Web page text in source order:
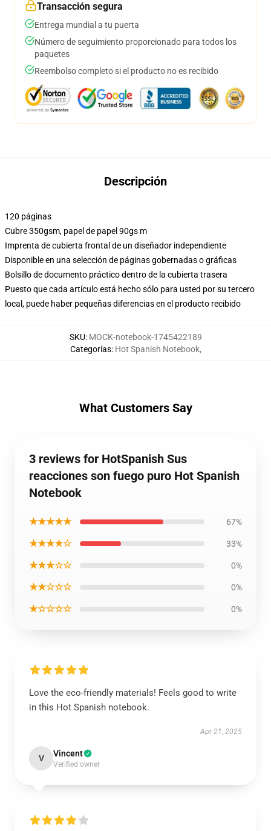
Transacción segura
Entrega mundial a tu puerta
Número de seguimiento proporcionado para todos los
paquetes
Reembolso completo si el producto no es recibido
Descripción
120 páginas
Cubre 350gsm, papel de papel 90gs m
Imprenta de cubierta frontal de un diseñador independiente
Disponible en una selección de páginas gobernadas o gráficas
Bolsillo de documento práctico dentro de la cubierta trasera
Puesto que cada artículo está hecho sólo para usted por su tercero
local, puede haber pequeñas diferencias en el producto recibido
SKU: MOCK-notebook-1745422189
Categorías: Hot Spanish Notebook,
What Customers Say
3 reviews for HotSpanish Sus
reacciones son fuego puro Hot Spanish
Notebook
★★★★★ 67%
★★★★☆ 33%
★★★☆☆ 0%
★★☆☆☆ 0%
★☆☆☆☆ 0%
Love the eco-friendly materials! Feels good to write
in this Hot Spanish notebook.
Apr 21, 2025
V Vincent
Verified owner